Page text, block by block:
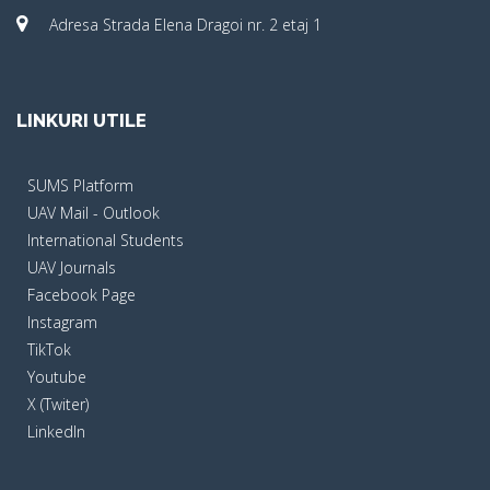
Adresa Strada Elena Dragoi nr. 2 etaj 1
LINKURI UTILE
SUMS Platform
UAV Mail - Outlook
International Students
UAV Journals
Facebook Page
Instagram
TikTok
Youtube
X (Twiter)
LinkedIn